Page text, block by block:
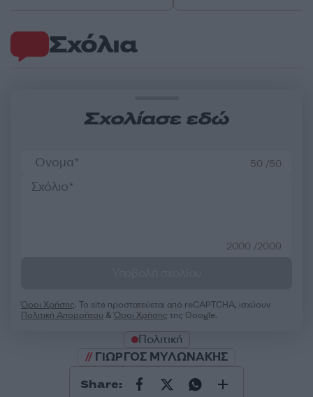
Σχόλια
Σχολίασε εδώ
50 /50
2000 /2000
Όροι Χρήσης. Το site προστατεύεται από reCAPTCHA, ισχύουν
Πολιτική Απορρήτου &Όροι Χρήσης της Google.
Πολιτική
ΓΙΩΡΓΟΣ ΜΥΛΩΝΑΚΗΣ
Share: